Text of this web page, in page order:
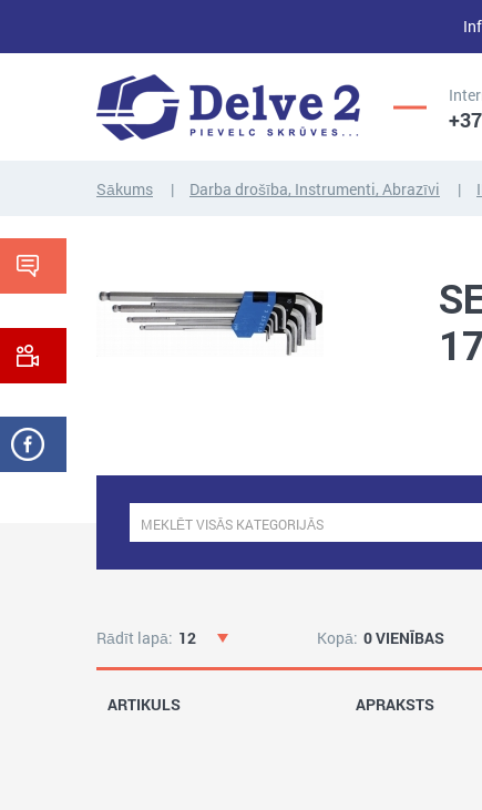
VĪTŅSTIEŅI
Sākums Darba drošība, Instrumenti, Abrazīvi
Rādīt lapā: 12 Kopā: 0 VIENĪBAS
ARTIKULS APRAKSTS